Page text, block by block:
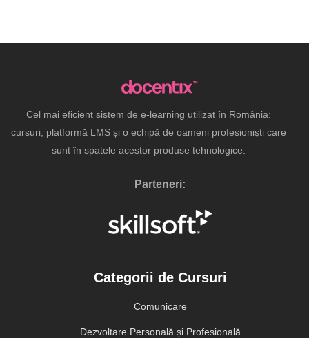
Cel mai eficient sistem de e-learning utilizat în România:
cursuri, platformă LMS și o echipă de oameni profesioniști care
sunt în spatele acestor produse tehnologice.
Parteneri:
Categorii de Cursuri
Comunicare
Dezvoltare Personală și Profesională